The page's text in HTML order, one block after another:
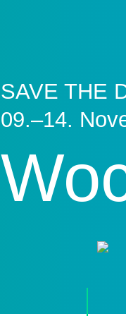
SAVE THE
09.–14.